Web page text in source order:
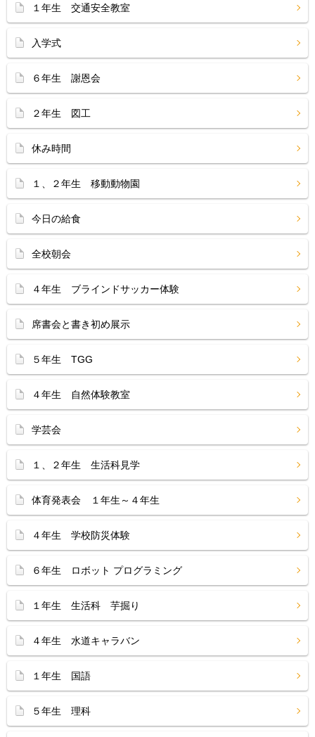
１年生 交通安全教室
入学式
６年生 謝恩会
２年生 図工
休み時間
１、２年生 移動動物園
今日の給食
全校朝会
４年生 ブラインドサッカー体験
席書会と書き初め展示
５年生 TGG
４年生 自然体験教室
学芸会
１、２年生 生活科見学
体育発表会 １年生～４年生
４年生 学校防災体験
６年生 ロボット プログラミング
１年生 生活科 芋掘り
４年生 水道キャラバン
１年生 国語
５年生 理科